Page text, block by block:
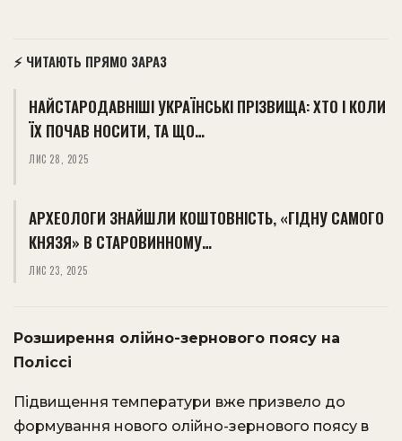
⚡ ЧИТАЮТЬ ПРЯМО ЗАРАЗ
НАЙСТАРОДАВНІШІ УКРАЇНСЬКІ ПРІЗВИЩА: ХТО І КОЛИ
ЇХ ПОЧАВ НОСИТИ, ТА ЩО…
ЛИС 28, 2025
АРХЕОЛОГИ ЗНАЙШЛИ КОШТОВНІСТЬ, «ГІДНУ САМОГО
КНЯЗЯ» В СТАРОВИННОМУ…
ЛИС 23, 2025
Розширення олійно-зернового поясу на
Поліссі
Підвищення температури вже призвело до
формування нового олійно-зернового поясу в